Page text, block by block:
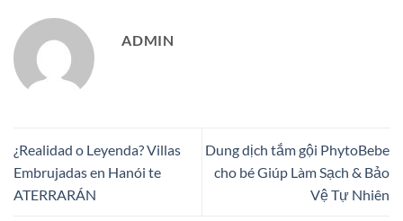
ADMIN
¿Realidad o Leyenda? Villas
Embrujadas en Hanói te
ATERRARÁN
Dung dịch tắm gội PhytoBebe
cho bé Giúp Làm Sạch & Bảo
Vệ Tự Nhiên